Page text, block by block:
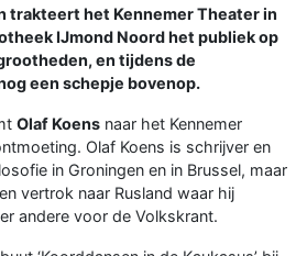
trakteert het Kennemer Theater in
IJmond Noord het publiek op
en tijdens de
een schepje bovenop.
Olaf Koens naar het Kennemer
Olaf Koens is schrijver en
in Groningen en in Brussel, maar
vertrok naar Rusland waar hij
andere voor de Volkskrant.